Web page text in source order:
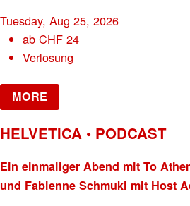
Tuesday, Aug 25, 2026
abCHF 24
Verlosung
MORE
HELVETICA • PODCAST
Ein einmaliger Abend mit To
und Fabienne Schmuki mit Host